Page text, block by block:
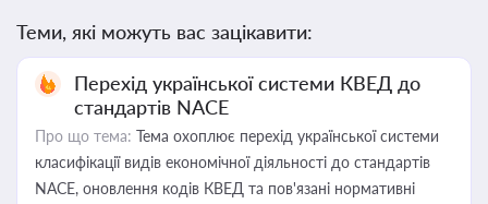
Теми, які можуть вас зацікавити:
Перехід української системи КВЕД до
стандартів NACE
Про що тема: Тема охоплює перехід української системи
класифікації видів економічної діяльності до стандартів
NACE, оновлення кодів КВЕД та пов'язані нормативні